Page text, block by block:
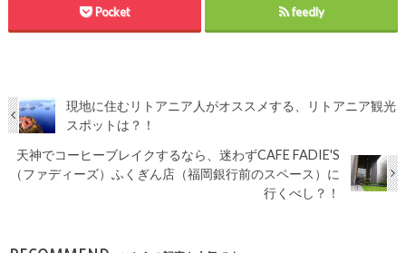
Pocket feedly
現地に住むリトアニア人がオススメする、リトアニア観光
スポットは？！
天神でコーヒーブレイクするなら、迷わずCAFE FADIE'S
（ファディーズ）ふくぎん店（福岡銀行前のスペース）に
行くべし？！